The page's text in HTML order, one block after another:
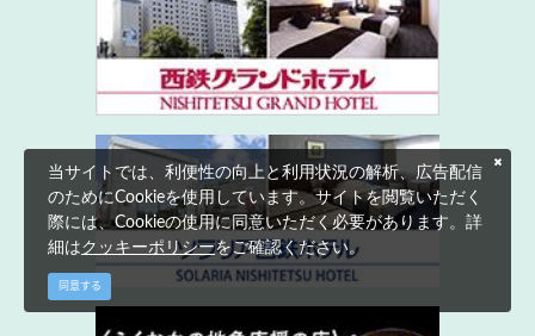
当サイトでは、利便性の向上と利用状況の解析、広告配信
のためにCookieを使用しています。サイトを閲覧いただく
際には、Cookieの使用に同意いただく必要があります。詳
細はクッキーポリシーをご確認ください。
同意する